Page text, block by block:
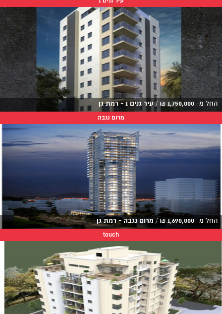
החל מ- 1,750,000
₪
/ עיר גנים 1 - רמת גן
מרום נגבה
החל מ- 1,690,000
₪
/ מרום נגבה - רמת גן
touch